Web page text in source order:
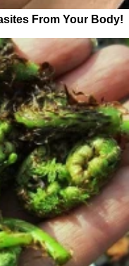
From Your Body!